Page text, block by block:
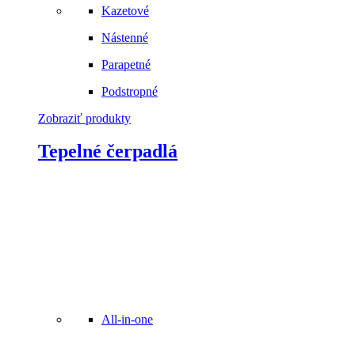
Kazetové
Nástenné
Parapetné
Podstropné
Zobraziť produkty
Tepelné čerpadlá
All-in-one